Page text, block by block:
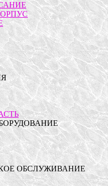
ОБСЛУЖИВАНИЕ